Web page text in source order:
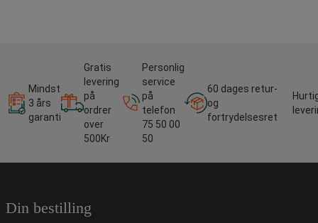
Mindst
3 års
garanti
Gratis
levering
på
ordrer
over
500Kr
Personlig
service
på
telefon
75 50 00
50
60 dages retur-
og
fortrydelsesret
Din bestilling